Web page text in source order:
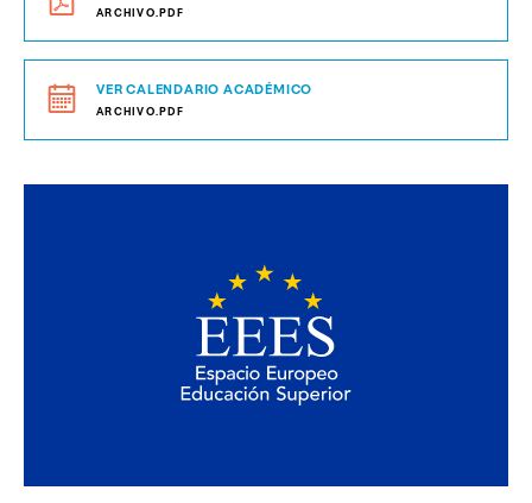
ARCHIVO.PDF
VER CALENDARIO ACADÉMICO
ARCHIVO.PDF